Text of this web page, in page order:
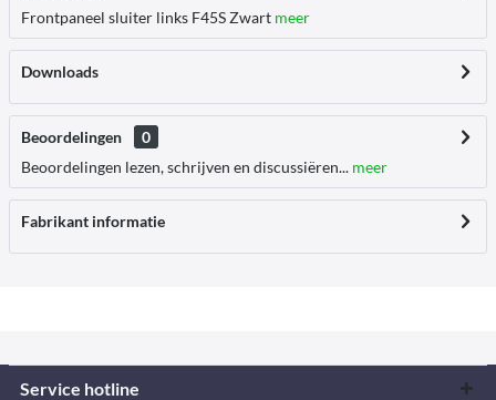
Frontpaneel sluiter links F45S Zwart meer
Downloads
Beoordelingen
0
Beoordelingen lezen, schrijven en discussiëren... meer
Fabrikant informatie
Service hotline